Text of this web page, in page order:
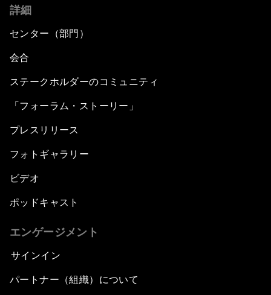
詳細
センター（部門）
会合
ステークホルダーのコミュニティ
「フォーラム・ストーリー」
プレスリリース
フォトギャラリー
ビデオ
ポッドキャスト
エンゲージメント
サインイン
パートナー（組織）について